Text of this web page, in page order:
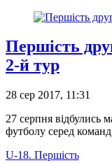
Першість
2-й тур
28 сер 2017, 11:31
27 серпня відбулись
футболу серед команд
U-18. Першість